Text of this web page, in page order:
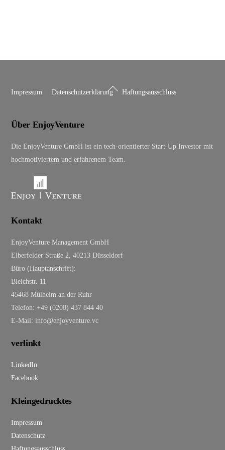
Back
Impressum Datenschutzerklärung Haftungsausschluss
Über EnjoyVenture
Die EnjoyVenture GmbH ist ein tech-orientierter Start-Up Investor mit
hochmotiviertem und erfahrenem Team.
Kontakt
EnjoyVenture Management GmbH
Elberfelder Straße 2, 40213 Düsseldorf
Büro (Hauptanschrift):
Bleichstr. 11
45468 Mülheim an der Ruhr
Telefon: +49 (0208) 437 844 40
E-Mail: info@enjoyventure.vc
verlinkt
LinkedIn
Facebook
Kleingedrucktes
Impressum
Datenschutz